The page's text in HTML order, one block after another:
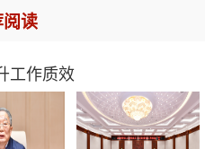
读
工作质效